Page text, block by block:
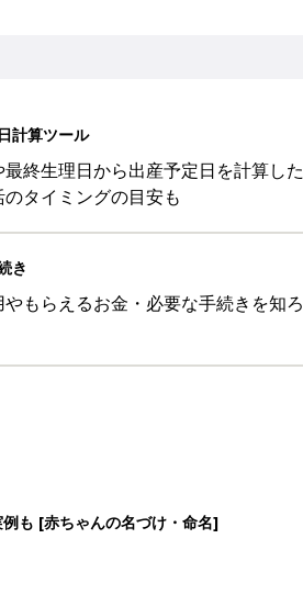
計算ツール
終生理日から出産予定日を計算した
のタイミングの目安も
き
やもらえるお金・必要な手続きを知ろ
も [赤ちゃんの名づけ・命名]